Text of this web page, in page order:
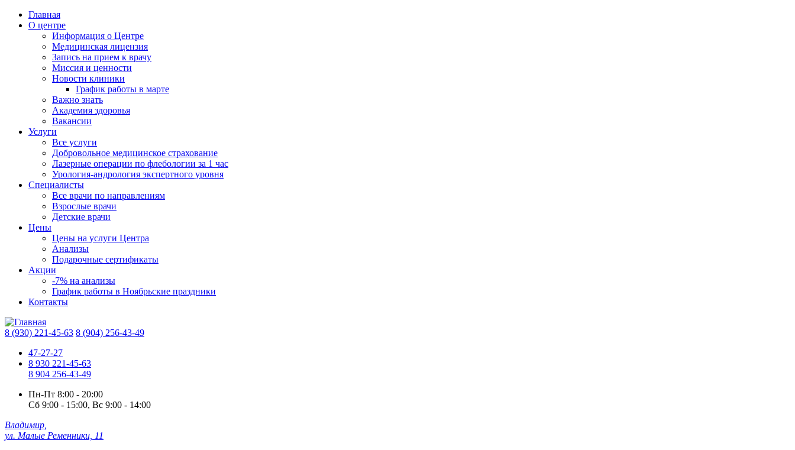
Главная
О центре
Информация о Центре
Медицинская лицензия
Запись на прием к врачу
Миссия и ценности
Новости клиники
График работы в марте
Важно знать
Академия здоровья
Вакансии
Услуги
Все услуги
Добровольное медицинское страхование
Лазерные операции по флебологии за 1 час
Урология-андрология экспертного уровня
Специалисты
Все врачи по направлениям
Взрослые врачи
Детские врачи
Цены
Цены на услуги Центра
Анализы
Подарочные сертификаты
Акции
-7% на анализы
График работы в Ноябрьские праздники
Контакты
8 (930) 221-45-63 8 (904) 256-43-49
47-27-27
8 930 221-45-63
8 904 256-43-49
Пн-Пт 8:00 - 20:00
Сб 9:00 - 15:00, Вс 9:00 - 14:00
Владимир,
ул. Малые Ременники, 11